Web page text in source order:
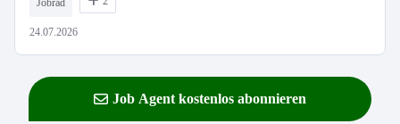
Jobrad
24.07.2026
Job Agent kostenlos abonnieren